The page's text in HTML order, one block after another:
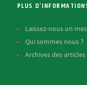
PLUS
Laissez-nous un
Qui sommes nous ?
Archives des articles